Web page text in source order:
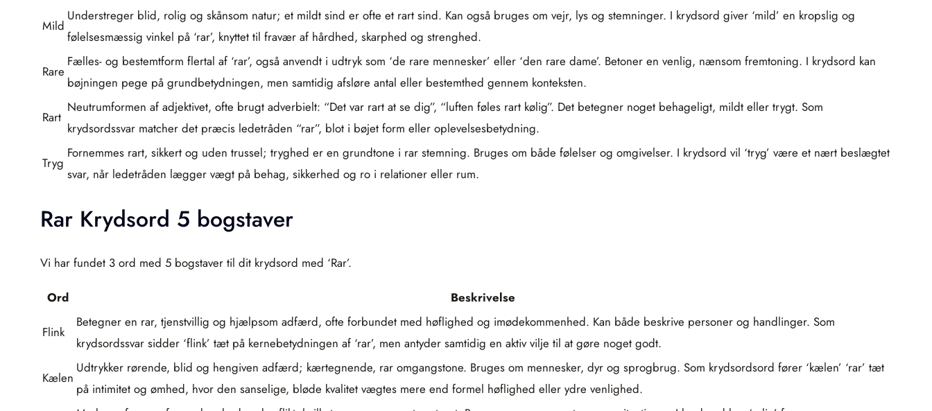
Mild
Understreger blid, rolig og skånsom natur; et mildt sind er ofte et rart sind. Kan også bruges om vejr, lys og stemninger. I krydsord giver ‘mild’ en kropslig og
følelsesmæssig vinkel på ‘rar’, knyttet til fravær af hårdhed, skarphed og strenghed.
Rare
Fælles- og bestemtform flertal af ‘rar’, også anvendt i udtryk som ‘de rare mennesker’ eller ‘den rare dame’. Betoner en venlig, nænsom fremtoning. I krydsord kan
bøjningen pege på grundbetydningen, men samtidig afsløre antal eller bestemthed gennem konteksten.
Rart
Neutrumformen af adjektivet, ofte brugt adverbielt: “Det var rart at se dig”, “luften føles rart kølig”. Det betegner noget behageligt, mildt eller trygt. Som
krydsordssvar matcher det præcis ledetråden “rar”, blot i bøjet form eller oplevelsesbetydning.
Tryg
Fornemmes rart, sikkert og uden trussel; tryghed er en grundtone i rar stemning. Bruges om både følelser og omgivelser. I krydsord vil ‘tryg’ være et nært beslægtet
svar, når ledetråden lægger vægt på behag, sikkerhed og ro i relationer eller rum.
Rar Krydsord 5 bogstaver
Vi har fundet 3 ord med 5 bogstaver til dit krydsord med ‘Rar’.
Ord Beskrivelse
Flink
Betegner en rar, tjenstvillig og hjælpsom adfærd, ofte forbundet med høflighed og imødekommenhed. Kan både beskrive personer og handlinger. Som
krydsordssvar sidder ‘flink’ tæt på kernebetydningen af ‘rar’, men antyder samtidig en aktiv vilje til at gøre noget godt.
Kælen
Udtrykker rørende, blid og hengiven adfærd; kærtegnende, rar omgangstone. Bruges om mennesker, dyr og sprogbrug. Som krydsordsord fører ‘kælen’ ‘rar’ tæt
på intimitet og ømhed, hvor den sanselige, bløde kvalitet vægtes mere end formel høflighed eller ydre venlighed.